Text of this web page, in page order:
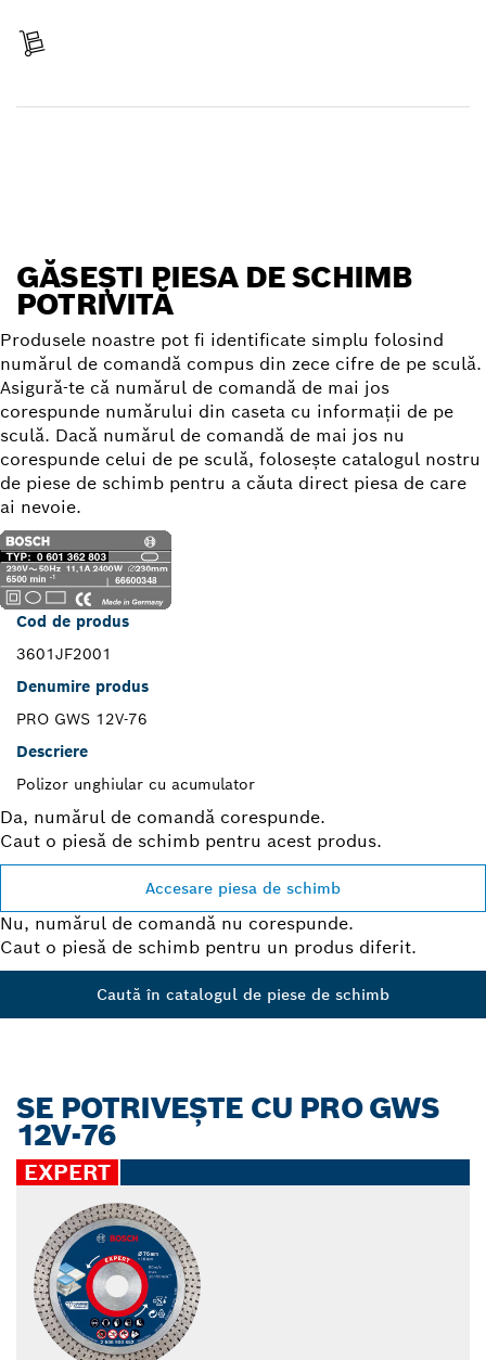
GĂSEŞTI PIESA DE SCHIMB
POTRIVITĂ
Produsele noastre pot fi identificate simplu folosind
numărul de comandă compus din zece cifre de pe sculă.
Asigură-te că numărul de comandă de mai jos
corespunde numărului din caseta cu informaţii de pe
sculă. Dacă numărul de comandă de mai jos nu
corespunde celui de pe sculă, foloseşte catalogul nostru
de piese de schimb pentru a căuta direct piesa de care
ai nevoie.
Cod de produs
3601JF2001
Denumire produs
PRO GWS 12V-76
Descriere
Polizor unghiular cu acumulator
Da, numărul de comandă corespunde.
Caut o piesă de schimb pentru acest produs.
Accesare piesa de schimb
Nu, numărul de comandă nu corespunde.
Caut o piesă de schimb pentru un produs diferit.
Caută în catalogul de piese de schimb
SE POTRIVEŞTE CU PRO GWS
12V-76
EXPERT